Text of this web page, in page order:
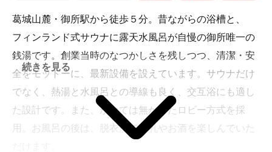
葛城山麓・御所駅から徒歩５分。昔ながらの浴槽と、
フィンランド式サウナに露天水風呂が自慢の御所唯一の
銭湯です。創業当時のなつかしさを残しつつ、清潔・安
全をモットーに、最新設備を設えています。サウナだけ
でなく、熱湯と水風呂との導線も良く、交互浴にも適し
た設計です。また、かつては無かったロビー方式を採
用。お風呂の後は、脱衣所で牛乳やお酒を楽しんでいた
続きを見る